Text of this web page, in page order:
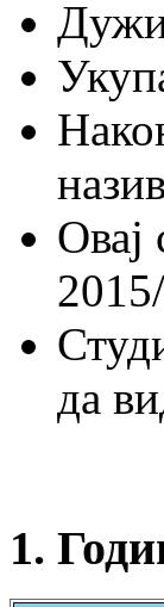
Овај
да
1.